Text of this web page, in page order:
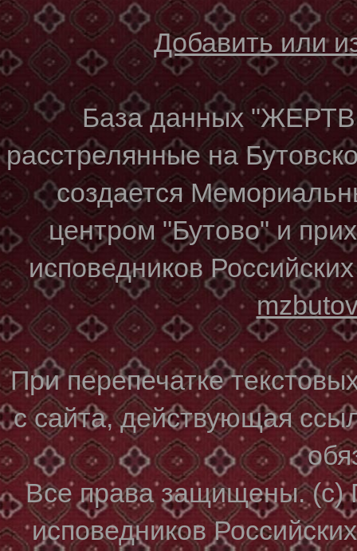
Добавить или
База данных
расстрелянные на
создается
центром "Бутово" и
исповедников
При перепечатке
с сайта, действующая
Все права защищены. (с)
исповедников